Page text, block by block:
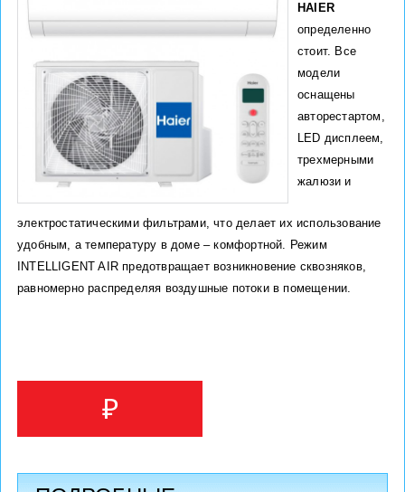
HAIER
определенно
стоит. Все
модели
оснащены
авторестартом,
LED дисплеем,
трехмерными
жалюзи и
электростатическими фильтрами, что делает их использование
удобным, а температуру в доме – комфортной. Режим
INTELLIGENT AIR предотвращает возникновение сквозняков,
равномерно распределяя воздушные потоки в помещении.
₽